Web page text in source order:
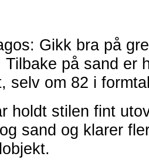
Gikk bra på
på sand er
selv om 82 i
holdt stilen fint
sand og klarer